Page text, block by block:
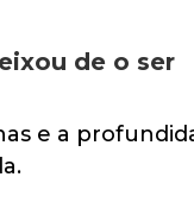
de o ser
e a